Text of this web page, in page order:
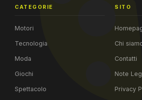
CATEGORIE
Motori
Tecnologia
Moda
Giochi
Spettacolo
SITO
Chi
Contatti
Note
Privacy